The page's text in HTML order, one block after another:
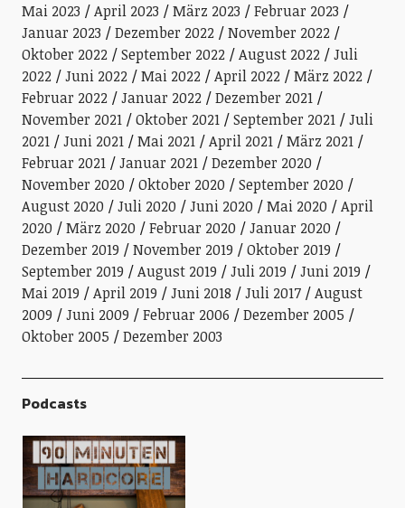
Mai 2023
April 2023 März 2023
Februar 2023
Januar 2023
Dezember 2022
November 2022
Oktober 2022
September 2022 August 2022
Juli
2022
Juni 2022 Mai 2022 April 2022
März 2022
Februar 2022
Januar 2022
Dezember 2021
November 2021
Oktober 2021 September 2021
Juli
2021
Juni 2021 Mai 2021 April 2021
März 2021
Februar 2021
Januar 2021
Dezember 2020
November 2020
Oktober 2020
September 2020
August 2020
Juli 2020 Juni 2020 Mai 2020
April
2020
März 2020 Februar 2020
Januar 2020
Dezember 2019
November 2019
Oktober 2019
September 2019
August 2019 Juli 2019
Juni 2019
Mai 2019
April 2019 Juni 2018 Juli 2017
August
2009
Juni 2009 Februar 2006
Dezember 2005
Oktober 2005
Dezember 2003
Podcasts